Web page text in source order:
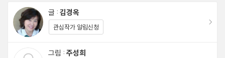
글 : 김경옥
관심작가 알림신청
그림 : 주성희